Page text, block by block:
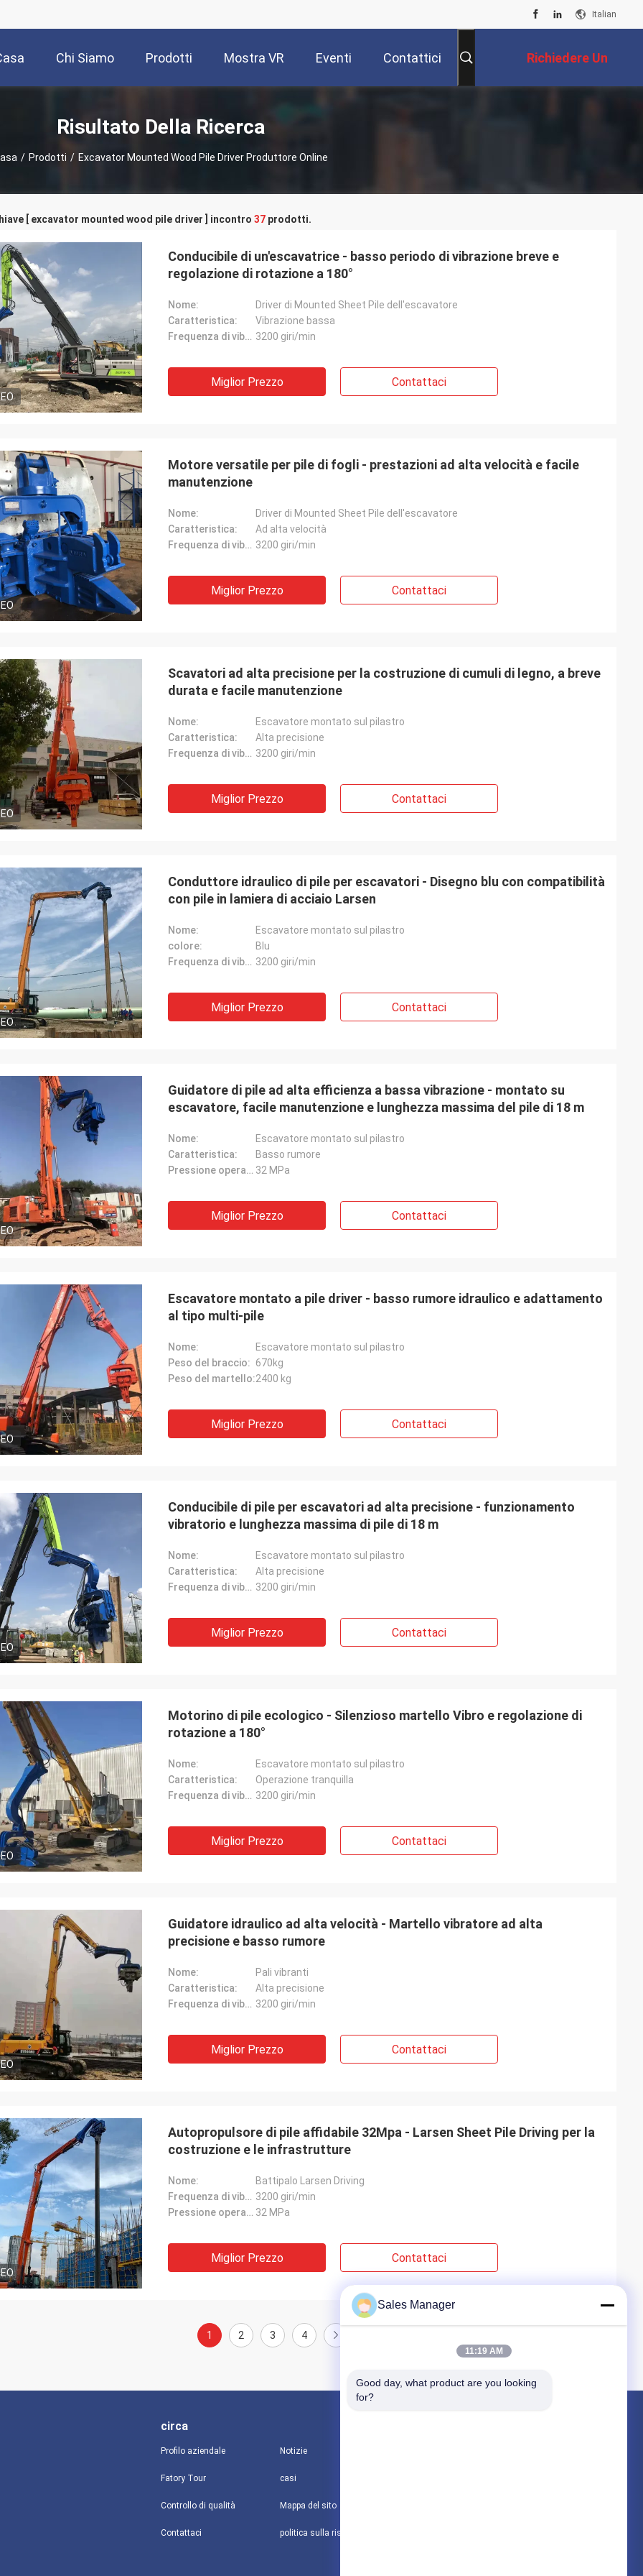
Italian
Chi Siamo Prodotti Mostra VR Eventi Contattici Richiedere Un
Preventivo
Risultato Della Ricerca
/ Prodotti / Excavator Mounted Wood Pile Driver Produttore Online
[ excavator mounted wood pile driver ] incontro 37 prodotti.
Conducibile di un'escavatrice - basso periodo di vibrazione breve e
regolazione di rotazione a 180°
Nome:
Driver di Mounted Sheet Pile dell'escavatore
Caratteristica:
Vibrazione bassa
Frequenza di vibrazione: 3200 giri/min
Miglior Prezzo Contattaci
Motore versatile per pile di fogli - prestazioni ad alta velocità e facile
manutenzione
Nome:
Driver di Mounted Sheet Pile dell'escavatore
Caratteristica:
Ad alta velocità
Frequenza di vibrazione: 3200 giri/min
Miglior Prezzo Contattaci
Scavatori ad alta precisione per la costruzione di cumuli di legno, a breve
durata e facile manutenzione
Nome:
Escavatore montato sul pilastro
Caratteristica:
Alta precisione
Frequenza di vibrazione: 3200 giri/min
Miglior Prezzo Contattaci
Conduttore idraulico di pile per escavatori - Disegno blu con compatibilità
con pile in lamiera di acciaio Larsen
Nome:
Escavatore montato sul pilastro
colore:
Blu
Frequenza di vibrazione: 3200 giri/min
Miglior Prezzo Contattaci
Guidatore di pile ad alta efficienza a bassa vibrazione - montato su
escavatore, facile manutenzione e lunghezza massima del pile di 18 m
Nome:
Escavatore montato sul pilastro
Caratteristica:
Basso rumore
Pressione operativa: 32 MPa
Miglior Prezzo Contattaci
Escavatore montato a pile driver - basso rumore idraulico e adattamento
al tipo multi-pile
Nome:
Escavatore montato sul pilastro
Peso del braccio: 670kg
Peso del martello:2400 kg
Miglior Prezzo Contattaci
Conducibile di pile per escavatori ad alta precisione - funzionamento
vibratorio e lunghezza massima di pile di 18 m
Nome:
Escavatore montato sul pilastro
Caratteristica:
Alta precisione
Frequenza di vibrazione: 3200 giri/min
Miglior Prezzo Contattaci
Motorino di pile ecologico - Silenzioso martello Vibro e regolazione di
rotazione a 180°
Nome:
Escavatore montato sul pilastro
Caratteristica:
Operazione tranquilla
Frequenza di vibrazione: 3200 giri/min
Miglior Prezzo Contattaci
Guidatore idraulico ad alta velocità - Martello vibratore ad alta
precisione e basso rumore
Nome:
Pali vibranti
Caratteristica:
Alta precisione
Frequenza di vibrazione: 3200 giri/min
Miglior Prezzo Contattaci
Autopropulsore di pile affidabile 32Mpa - Larsen Sheet Pile Driving per la
costruzione e le infrastrutture
Nome:
Battipalo Larsen Driving
Frequenza di vibrazione: 3200 giri/min
Pressione operativa: 32 MPa
Miglior Prezzo Contattaci
1 2 3 4
circa
Profilo aziendale
Fatory Tour
Controllo di qualità
Contattaci
Notizie
casi
Mappa del sito
Sales Manager
11:19 AM
Good day, what product are you looking
for?